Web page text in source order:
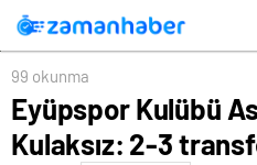
99 okunma
Eyüpspor Kulübü
Kulaksız: 2-3